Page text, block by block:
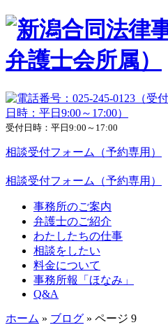
受付日時：平日9:00～17:00
相談受付フォーム（予約専用）
相談受付フォーム（予約専用）
事務所のご案内
弁護士のご紹介
わたしたちの仕事
相談をしたい
料金について
事務所報「ほなみ」
Q&A
ホーム » ブログ » ページ 9